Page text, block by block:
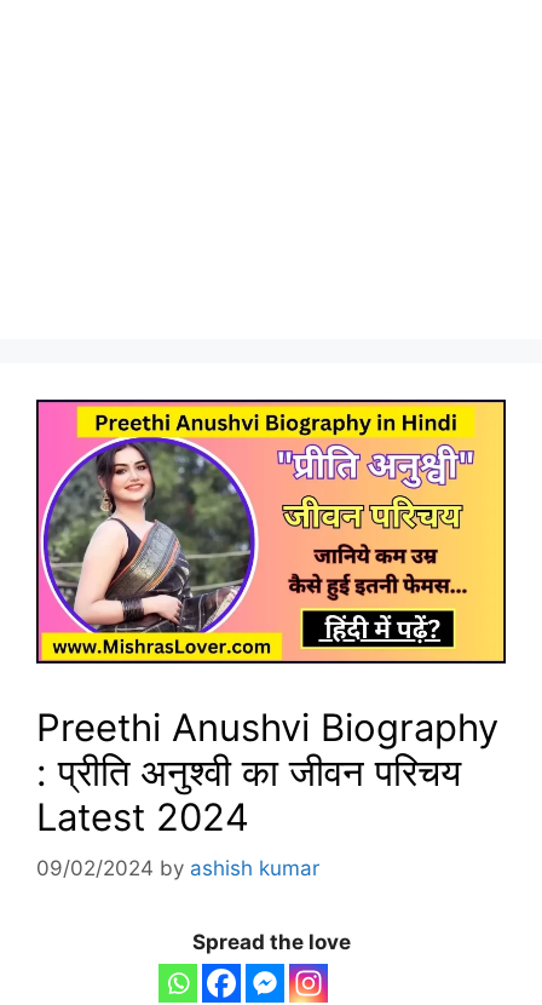
Preethi Anushvi Biography
: प्रीति अनुश्वी का जीवन परिचय
Latest 2024
09/02/2024 by ashish kumar
Spread the love